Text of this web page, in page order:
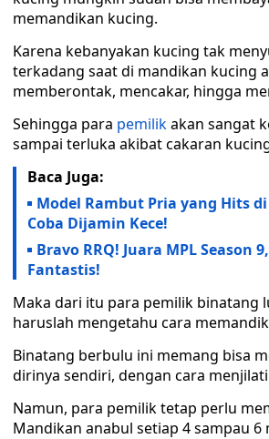
memandikan kucing.
Karena kebanyakan kucing tak
terkadang saat di mandikan kucing
memberontak, mencakar, hingga
Sehingga para pemilikakan sangat
sampai terluka akibat cakaran
Baca Juga:
Model Rambut Pria yang Hits di
Coba Dijamin Kece!
Bravo RRQ! Juara MPL Season
Fantastis!
Maka dari itu para pemilik binatang
haruslah mengetahu cara
Binatang berbulu ini memang bisa
dirinya sendiri, dengan cara
Namun, para pemilik tetap perlu
Mandikan anabul setiap 4 sampau 6